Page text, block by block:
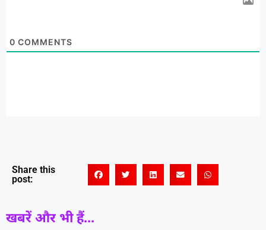
0 COMMENTS
Share this
post:
खबरें और भी हैं...